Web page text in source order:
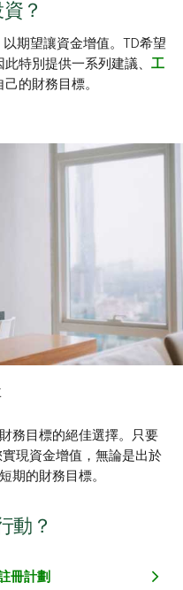
？
期望讓資金增值。TD希望
特別提供一系列建議、 工
的財務目標。
務目標的絕佳選擇。只要
現資金增值，無論是出於
期的財務目標。
動？
冊計劃